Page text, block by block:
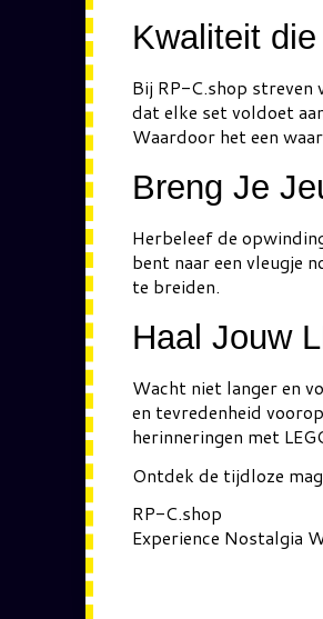
Kwaliteit
Bij RP-C.shop streven
dat elke set voldoet
Waardoor het een
Breng Je
Herbeleef de
bent naar een vleugje
te breiden.
Haal Jouw
Wacht niet langer en
en tevredenheid
herinneringen met
Ontdek de tijdloze
RP-C.shop
Experience Nostalgia